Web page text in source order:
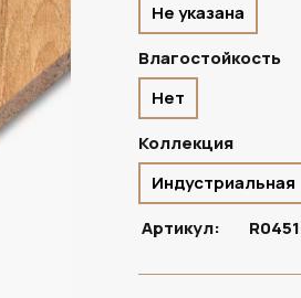
Не указана
Влагостойкость
Нет
Коллекция
Индустриальная
Артикул: